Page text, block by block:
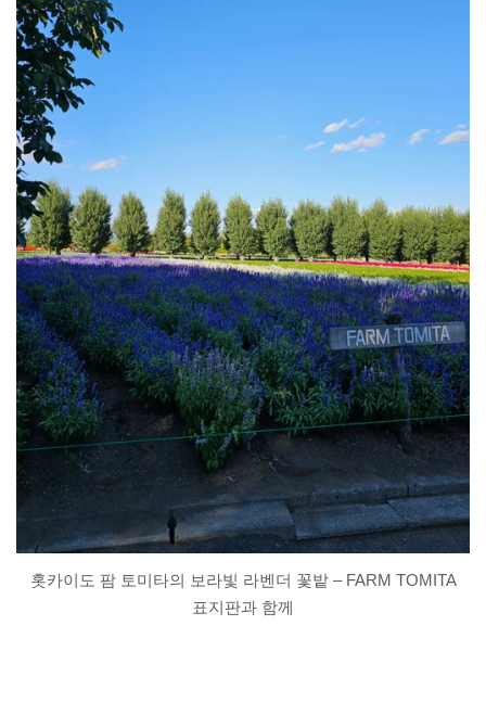
홋카이도 팜 토미타의 보라빛 라벤더 꽃밭 – FARM TOMITA
표지판과 함께